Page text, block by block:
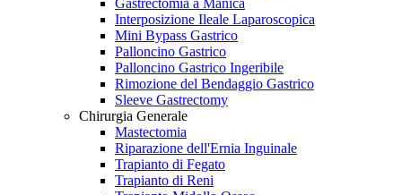
Interposizione Ileale Laparoscopica
Mini Bypass Gastrico
Palloncino Gastrico
Palloncino Gastrico Ingeribile
Rimozione del Bendaggio Gastrico
Sleeve Gastrectomy
Chirurgia Generale
Mastectomia
Riparazione dell'Ernia Inguinale
Trapianto di Fegato
Trapianto di Reni